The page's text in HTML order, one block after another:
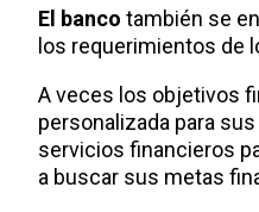
El banco también se
los requerimientos de
A veces los objetivos
personalizada para
servicios financieros
a buscar sus metas